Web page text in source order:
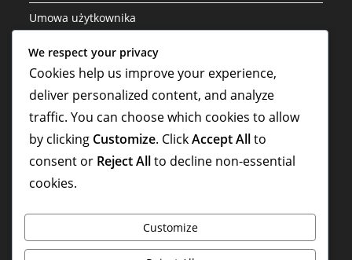
Umowa użytkownika
Nasza historia
Preferencje plików cookie
Szukaj
We respect your privacy
Cookies help us improve your experience,
deliver personalized content, and analyze
traffic. You can choose which cookies to allow
by clicking Customize. ClickAccept Allto
consent or Reject Allto decline non-essential
cookies.
Customize